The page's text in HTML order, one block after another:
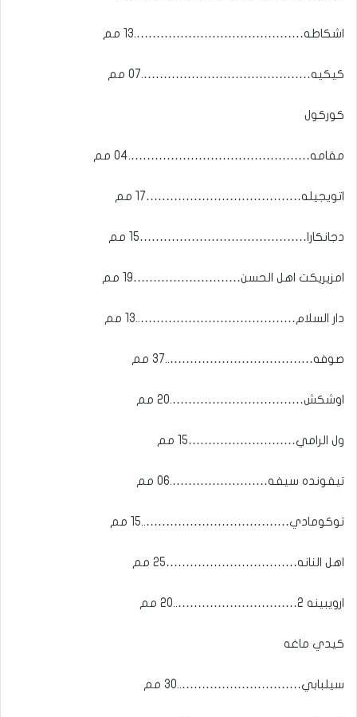
اشكاطه…………………………………….13 مم
كيكيه…………………………………….07 مم
كوركول
مقامه……………………………………….04 مم
اتويجيله…………………………………17 مم
دجانكارا……………………………………15 مم
امزيريكت اهل الحسن………………………19 مم
دار السلام…………………………………..13 مم
صوفه………………………………..37 مم
اوشكش…………………………….20 مم
ول الرامي………………………15 مم
تيفونده سيفه…………………….06 مم
توكومادي………………………………..15 مم
اهل النانه……………………………25 مم
ارويبينه 2…………………………..20 مم
كيدي ماغه
سيلبابي…………………………..30 مم